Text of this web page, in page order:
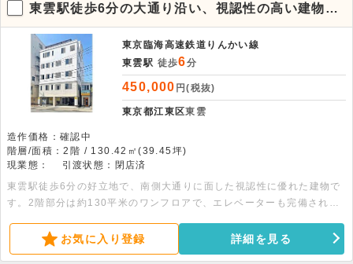
東雲駅徒歩6分の大通り沿い、視認性の高い建物の
2階。クリニック募集
東京臨海高速鉄道りんかい線
東雲駅 徒歩6分
450,000 円(税抜)
東京都江東区東雲
造作価格：確認中
階層/面積：2階 / 130.42㎡(39.45坪)
現業態：
引渡状態：閉店済
東雲駅徒歩6分の好立地で、南側大通りに面した視認性に優れた建物で
す。2階部分は約130平米のワンフロアで、エレベーターも完備された
お気に入り登録 詳細を見る